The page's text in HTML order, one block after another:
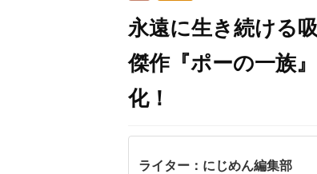
永遠に生き続ける
傑作『ポーの一族
化！
ライター：にじめん編集部